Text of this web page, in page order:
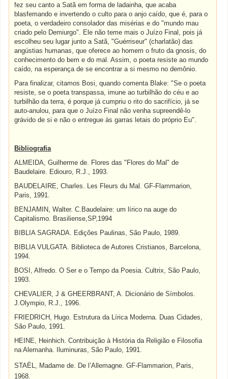
fez seu canto a Satã em forma de ladainha, que acaba
blasfemando e invertendo o culto para o anjo caído, que é, para o
poeta, o verdadeiro consolador das misérias e do "mundo mau
criado pelo Demiurgo". Ele não teme mais o Juízo Final, pois já
escolheu seu lugar junto a Satã, "Guérriseur" (charlatão) das
angústias humanas, que oferece ao homem o fruto da gnosis, do
conhecimento do bem e do mal. Assim, o poeta resiste ao mundo
caído, na esperança de se encontrar a si mesmo no demônio.
Para finalizar, citamos Bosi, quando comenta Blake: "Se o poeta
resiste, se o poeta transpassa, imune ao turbilhão do céu e ao
turbilhão da terra, é porque já cumpriu o rito do sacrifício, já se
auto-anulou, para que o Juízo Final não venha supreendê-lo
grávido de si e não o entregue às garras letais do próprio Eu".
Bibliografia
ALMEIDA, Guilherme de. Flores das "Flores do Mal" de
Baudelaire. Ediouro, R.J., 1993.
BAUDELAIRE, Charles. Les Fleurs du Mal. GF-Flammarion,
Paris, 1991.
BENJAMIN, Walter. C.Baudelaire: um lírico na auge do
Capitalismo. Brasiliense,SP,1994
BIBLIA SAGRADA. Edições Paulinas, São Paulo, 1989.
BIBLIA VULGATA. Biblioteca de Autores Cristianos, Barcelona,
1994.
BOSI, Alfredo. O Ser e o Tempo da Poesia. Cultrix, São Paulo,
1993.
CHEVALIER, J & GHEERBRANT, A. Dicionário de Símbolos.
J.Olympio, R.J., 1996.
FRIEDRICH, Hugo. Estrutura da Lírica Moderna. Duas Cidades,
São Paulo, 1991.
HEINE, Heinhich. Contribuição à História da Religião e Filosofia
na Alemanha. Iluminuras, São Paulo, 1991.
STAËL, Madame de. De l’Allemagne. GF-Flammarion, Paris,
1968.